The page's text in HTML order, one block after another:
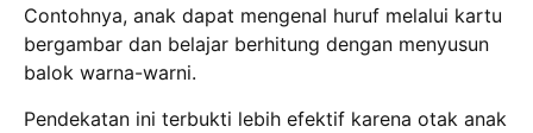
Contohnya, anak dapat mengenal huruf melalui kartu
bergambar dan belajar berhitung dengan menyusun
balok warna-warni.
Pendekatan ini terbukti lebih efektif karena otak anak